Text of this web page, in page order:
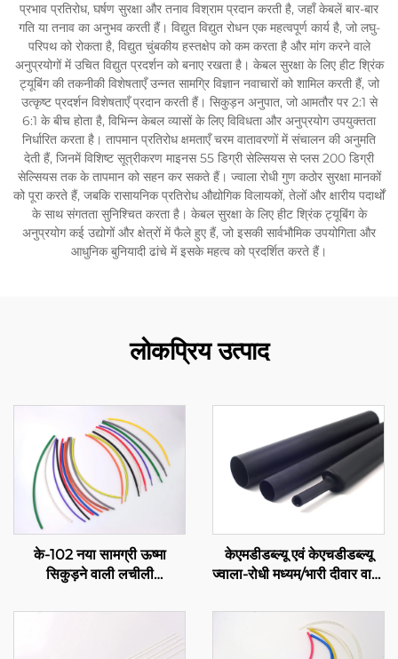
प्रभाव प्रतिरोध, घर्षण सुरक्षा और तनाव विश्राम प्रदान करती है, जहाँ केबलें बार-बार
गति या तनाव का अनुभव करती हैं। विद्युत विद्युत रोधन एक महत्वपूर्ण कार्य है, जो लघु-
परिपथ को रोकता है, विद्युत चुंबकीय हस्तक्षेप को कम करता है और मांग करने वाले
अनुप्रयोगों में उचित विद्युत प्रदर्शन को बनाए रखता है। केबल सुरक्षा के लिए हीट श्रिंक
ट्यूबिंग की तकनीकी विशेषताएँ उन्नत सामग्रि विज्ञान नवाचारों को शामिल करती हैं, जो
उत्कृष्ट प्रदर्शन विशेषताएँ प्रदान करती हैं। सिकुड़न अनुपात, जो आमतौर पर 2:1 से
6:1 के बीच होता है, विभिन्न केबल व्यासों के लिए विविधता और अनुप्रयोग उपयुक्तता
निर्धारित करता है। तापमान प्रतिरोध क्षमताएँ चरम वातावरणों में संचालन की अनुमति
देती हैं, जिनमें विशिष्ट सूत्रीकरण माइनस 55 डिग्री सेल्सियस से प्लस 200 डिग्री
सेल्सियस तक के तापमान को सहन कर सकते हैं। ज्वाला रोधी गुण कठोर सुरक्षा मानकों
को पूरा करते हैं, जबकि रासायनिक प्रतिरोध औद्योगिक विलायकों, तेलों और क्षारीय पदार्थों
के साथ संगतता सुनिश्चित करता है। केबल सुरक्षा के लिए हीट श्रिंक ट्यूबिंग के
अनुप्रयोग कई उद्योगों और क्षेत्रों में फैले हुए हैं, जो इसकी सार्वभौमिक उपयोगिता और
आधुनिक बुनियादी ढांचे में इसके महत्व को प्रदर्शित करते हैं।
लोकप्रिय उत्पाद
के-102 नया सामग्री ऊष्मा
सिकुड़ने वाली लचीली
विद्युत रोधन सुरक्षा, 1-80 मिमी
केएमडीडब्ल्यू एवं केएचडीडब्ल्यू
ज्वाला-रोधी मध्यम/भारी दीवार वाली
साथ